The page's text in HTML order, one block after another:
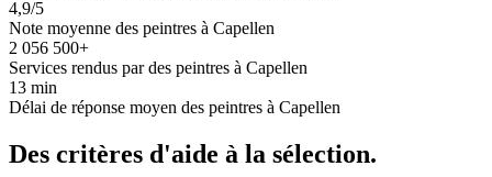
4,9/5
Note moyenne des peintres à Capellen
2 056 500+
Services rendus par des peintres à Capellen
13 min
Délai de réponse moyen des peintres à Capellen
Des critères d'aide à la sélection.